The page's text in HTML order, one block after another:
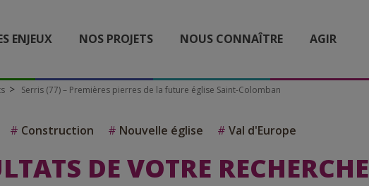
ENJEUX NOS PROJETS NOUS CONNAÎTRE AGIR
Serris (77) – Premières pierres de la future église Saint-Colomban
# Construction # Nouvelle église # Val d'Europe
DE VOTRE RECHERCHE